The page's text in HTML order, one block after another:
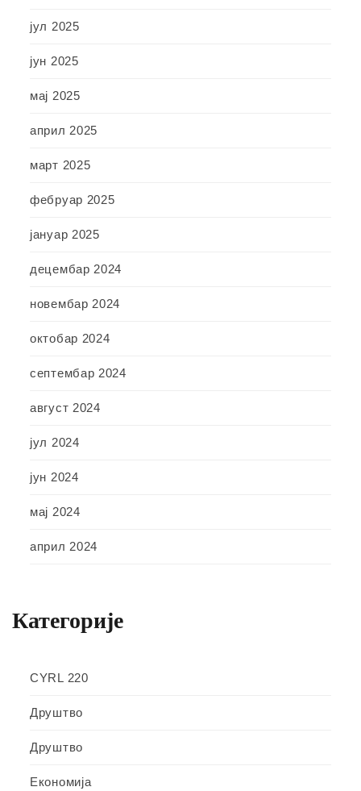
јул 2025
јун 2025
мај 2025
април 2025
март 2025
фебруар 2025
јануар 2025
децембар 2024
новембар 2024
октобар 2024
септембар 2024
август 2024
јул 2024
јун 2024
мај 2024
април 2024
Категорије
CYRL 220
Друштво
Друштво
Економија